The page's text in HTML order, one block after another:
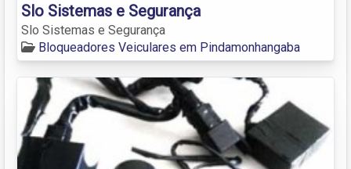
Slo Sistemas e Segurança
Slo Sistemas e Segurança
Bloqueadores Veiculares em Pindamonhangaba